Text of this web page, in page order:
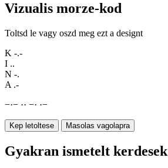
Vizualis morze-kod
Toltsd le vagy oszd meg ezt a designt
K -.-
I ..
N -.
A .-
−·− ·· −· ·−
Kep letoltese Masolas vagolapra
Gyakran ismetelt kerdesek